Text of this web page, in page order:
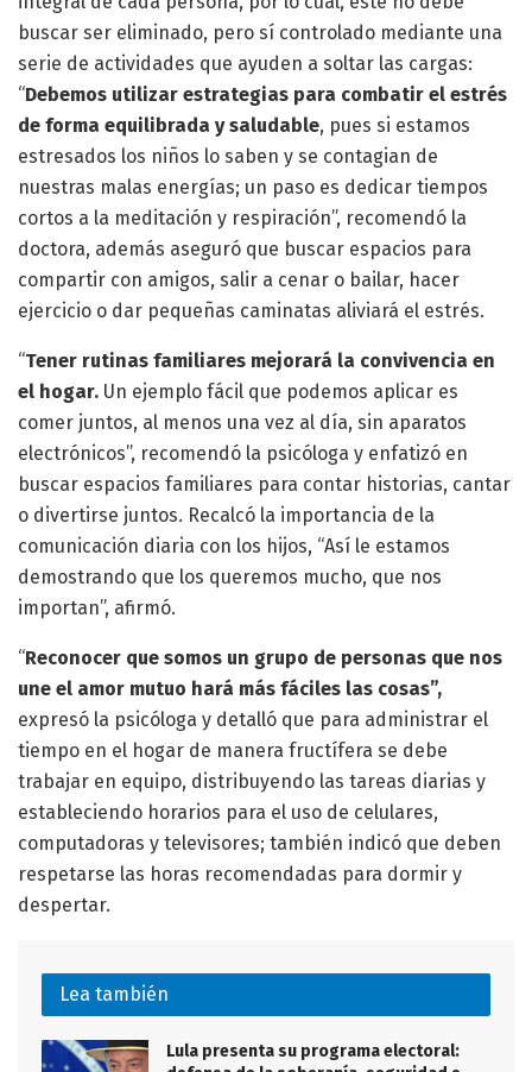
buscar ser eliminado, pero sí controlado mediante una
serie de actividades que ayuden a soltar las cargas:
“Debemos utilizar estrategias para combatir el estrés
de forma equilibrada y saludable, pues si estamos
estresados los niños lo saben y se contagian de
nuestras malas energías; un paso es dedicar tiempos
cortos a la meditación y respiración”, recomendó la
doctora, además aseguró que buscar espacios para
compartir con amigos, salir a cenar o bailar, hacer
ejercicio o dar pequeñas caminatas aliviará el estrés.
“Tener rutinas familiares mejorará la convivencia en
el hogar. Un ejemplo fácil que podemos aplicar es
comer juntos, al menos una vez al día, sin aparatos
electrónicos”, recomendó la psicóloga y enfatizó en
buscar espacios familiares para contar historias, cantar
o divertirse juntos. Recalcó la importancia de la
comunicación diaria con los hijos, “Así le estamos
demostrando que los queremos mucho, que nos
importan”, afirmó.
“Reconocer que somos un grupo de personas que nos
une el amor mutuo hará más fáciles las cosas”,
expresó la psicóloga y detalló que para administrar el
tiempo en el hogar de manera fructífera se debe
trabajar en equipo, distribuyendo las tareas diarias y
estableciendo horarios para el uso de celulares,
computadoras y televisores; también indicó que deben
respetarse las horas recomendadas para dormir y
despertar.
Lea también
Lula presenta su programa electoral: